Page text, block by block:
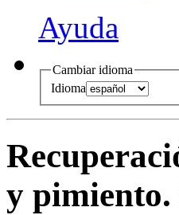
Ayuda
Cambiar idioma
Idioma
y pimiento.